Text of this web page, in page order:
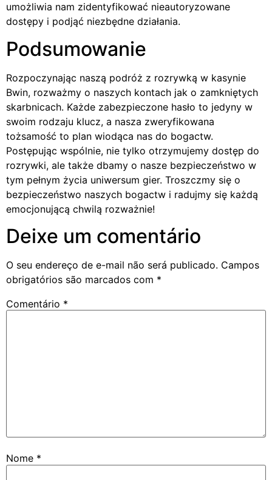
umożliwia nam zidentyfikować nieautoryzowane
dostępy i podjąć niezbędne działania.
Podsumowanie
Rozpoczynając naszą podróż z rozrywką w kasynie
Bwin, rozważmy o naszych kontach jak o zamkniętych
skarbnicach. Każde zabezpieczone hasło to jedyny w
swoim rodzaju klucz, a nasza zweryfikowana
tożsamość to plan wiodąca nas do bogactw.
Postępując wspólnie, nie tylko otrzymujemy dostęp do
rozrywki, ale także dbamy o nasze bezpieczeństwo w
tym pełnym życia uniwersum gier. Troszczmy się o
bezpieczeństwo naszych bogactw i radujmy się każdą
emocjonującą chwilą rozważnie!
Deixe um comentário
O seu endereço de e-mail não será publicado. Campos
obrigatórios são marcados com *
Comentário *
Nome *